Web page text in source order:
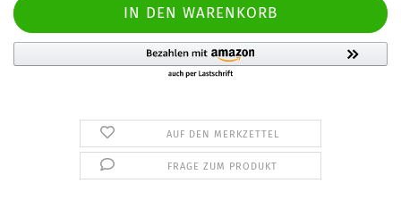
AUF DEN MERKZETTEL
FRAGE ZUM PRODUKT